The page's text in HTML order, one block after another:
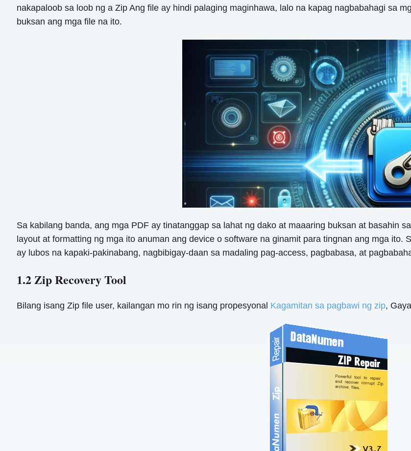
nakapaloob sa loob ng a Zip Ang file ay hindi palaging maginhawa, lalo na kapag nagbabahagi sa
buksan ang mga file na ito.
Sa kabilang banda, ang mga PDF ay tinatanggap sa lahat ng dako at maaaring buksan at basahin
layout at formatting ng mga ito anuman ang device o software na ginamit para tingnan ang mga
ay lubos na kapaki-pakinabang, nagbibigay-daan sa madaling pag-access, pagbabasa, at
1.2 Zip Recovery Tool
Bilang isang Zip file user, kailangan mo rin ng isang propesyonal Kagamitan sa pagbawi ng zip,